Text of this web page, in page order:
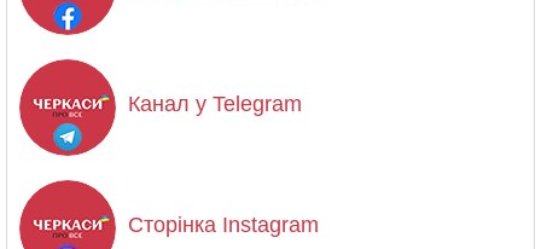
Канал у Telegram
Сторінка Instagram